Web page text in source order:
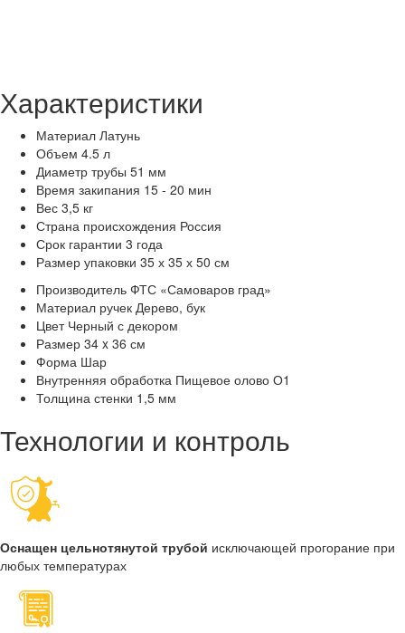
Характеристики
Материал Латунь
Объем 4.5 л
Диаметр трубы 51 мм
Время закипания 15 - 20 мин
Вес 3,5 кг
Страна происхождения Россия
Срок гарантии 3 года
Размер упаковки 35 х 35 х 50 см
Производитель ФТС «Самоваров град»
Материал ручек Дерево, бук
Цвет Черный с декором
Размер 34 x 36 см
Форма Шар
Внутренняя обработка Пищевое олово О1
Толщина стенки 1,5 мм
Технологии и контроль
Оснащен цельнотянутой трубой исключающей прогорание при
любых температурах